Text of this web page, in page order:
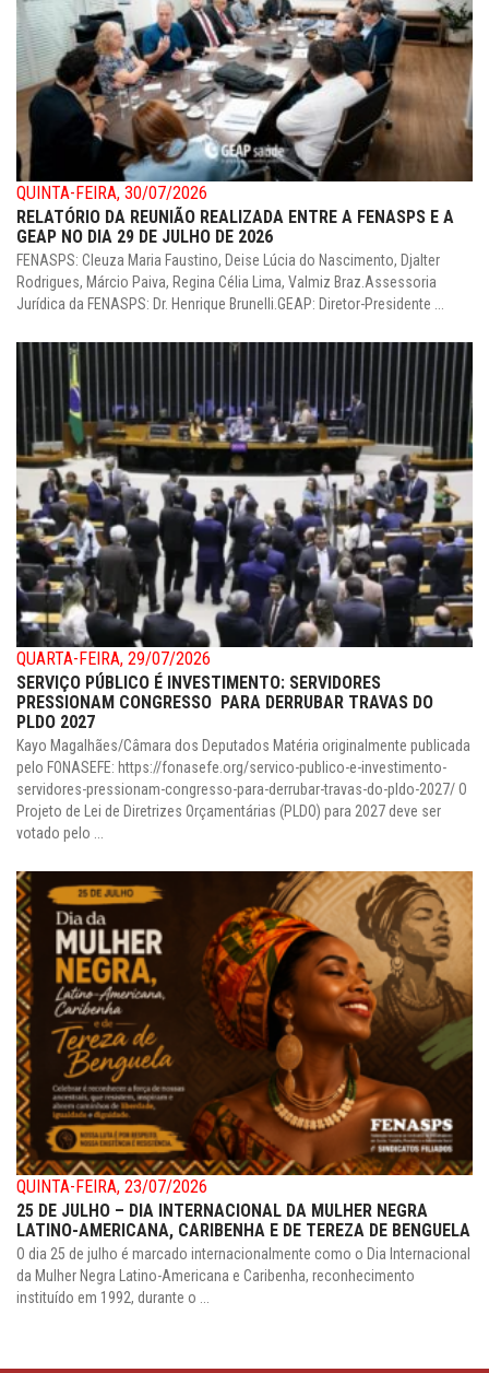
QUINTA-FEIRA, 30/07/2026
RELATÓRIO DA REUNIÃO REALIZADA ENTRE A FENASPS E A
GEAP NO DIA 29 DE JULHO DE 2026
FENASPS: Cleuza Maria Faustino, Deise Lúcia do Nascimento, Djalter
Rodrigues, Márcio Paiva, Regina Célia Lima, Valmiz Braz.Assessoria
Jurídica da FENASPS: Dr. Henrique Brunelli.GEAP: Diretor-Presidente ...
QUARTA-FEIRA, 29/07/2026
SERVIÇO PÚBLICO É INVESTIMENTO: SERVIDORES
PRESSIONAM CONGRESSO PARA DERRUBAR TRAVAS DO
PLDO 2027
Kayo Magalhães/Câmara dos Deputados Matéria originalmente publicada
pelo FONASEFE: https://fonasefe.org/servico-publico-e-investimento-
servidores-pressionam-congresso-para-derrubar-travas-do-pldo-2027/ O
Projeto de Lei de Diretrizes Orçamentárias (PLDO) para 2027 deve ser
votado pelo ...
QUINTA-FEIRA, 23/07/2026
25 DE JULHO – DIA INTERNACIONAL DA MULHER NEGRA
LATINO-AMERICANA, CARIBENHA E DE TEREZA DE BENGUELA
O dia 25 de julho é marcado internacionalmente como o Dia Internacional
da Mulher Negra Latino-Americana e Caribenha, reconhecimento
instituído em 1992, durante o ...